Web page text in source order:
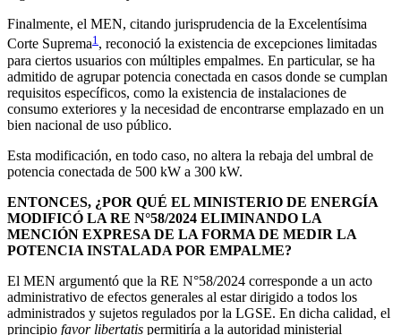
Finalmente, el MEN, citando jurisprudencia de la Excelentísima
Corte Suprema1 , reconoció la existencia de excepciones limitadas
para ciertos usuarios con múltiples empalmes. En particular, se ha
admitido de agrupar potencia conectada en casos donde se cumplan
requisitos específicos, como la existencia de instalaciones de
consumo exteriores y la necesidad de encontrarse emplazado en un
bien nacional de uso público.
Esta modificación, en todo caso, no altera la rebaja del umbral de
potencia conectada de 500 kW a 300 kW.
ENTONCES, ¿POR QUÉ EL MINISTERIO DE ENERGÍA
MODIFICÓ LA RE N°58/2024 ELIMINANDO LA
MENCIÓN EXPRESA DE LA FORMA DE MEDIR LA
POTENCIA INSTALADA POR EMPALME?
El MEN argumentó que la RE N°58/2024 corresponde a un acto
administrativo de efectos generales al estar dirigido a todos los
administrados y sujetos regulados por la LGSE. En dicha calidad, el
principio favor libertatis permitiría a la autoridad ministerial